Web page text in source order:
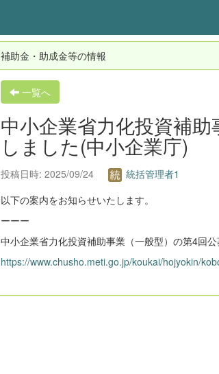
補助金・助成金等の情報
一覧へ
中小企業省力化投資補
しました(中小企業庁)
投稿日時: 2025/09/24
統括管理者1
以下の案内をお知らせいたします。
ーーー
中小企業省力化投資補助事業（一般型）の第4回
https://www.chusho.meti.go.jp/koukai/hojyokin/